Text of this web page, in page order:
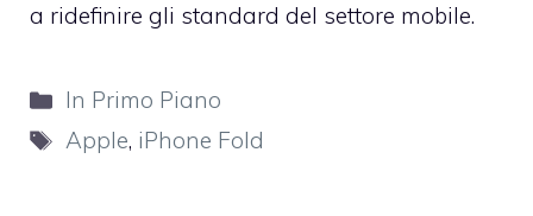
a ridefinire gli standard del settore mobile.
Categorie
In Primo Piano
Tag
Apple, iPhone Fold